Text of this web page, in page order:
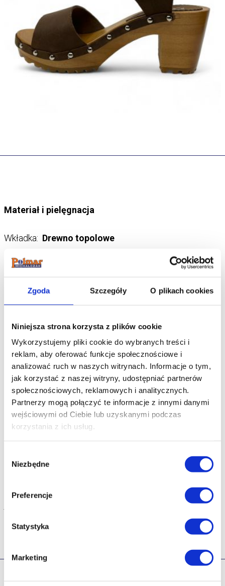
Zgoda Szczegóły O plikach cookies
Niniejsza strona korzysta z plików cookie
Wykorzystujemy pliki cookie do wybranych treści i
reklam, aby oferować funkcje społecznościowe i
analizować ruch w naszych witrynach. Informacje o tym,
jak korzystać z naszej witryny, udostępniać partnerów
społecznościowych, reklamowych i analitycznych.
Partnerzy mogą połączyć te informacje z innymi danymi
wejściowymi od Ciebie lub uzyskanymi podczas
korzystania z ich usług.
zgody
Niezbędne
Preferencje
Statystyka
Marketing
Materiał i pielęgnacja
Wkładka: Drewno topolowe
Cholewka:
Podeszwa:Poliuretan
Szczegóły produktu
Wyprodukowano w:Polska
Model:329
Design i Styl
Przeznaczenie:
Uwaga:Rozmiarówka zawyżona. Proszę wybierać